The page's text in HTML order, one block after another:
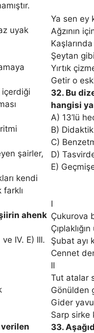
uyak
içerdiği
şairler,
kendi
ahenk
IV. E) III.
Ya sen ey
Ağzının
Şeytan
Yırtık
Getir o
32. Bu
hangisi
A) 13’lü
B) Didaktik
C)
D)
E)
I
Çukurova
Şubat ayı
Cennet
II
Tut atalar
Gönülden
Gider
Sarp sirke
33.